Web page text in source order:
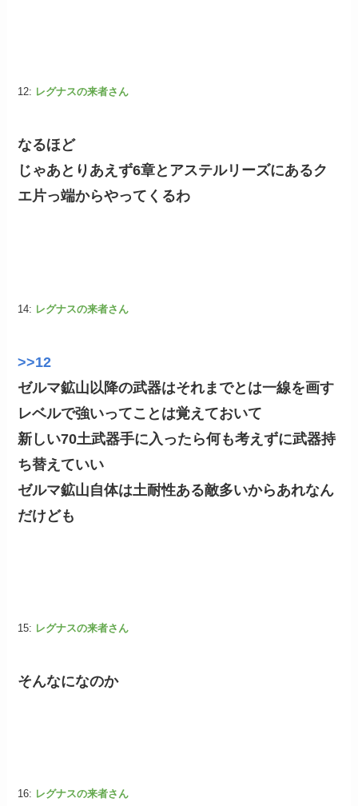
12: レグナスの来者さん
なるほど
じゃあとりあえず6章とアステルリーズにあるク
エ片っ端からやってくるわ
14: レグナスの来者さん
>>12
ゼルマ鉱山以降の武器はそれまでとは一線を画す
レベルで強いってことは覚えておいて
新しい70土武器手に入ったら何も考えずに武器持
ち替えていい
ゼルマ鉱山自体は土耐性ある敵多いからあれなん
だけども
15: レグナスの来者さん
そんなになのか
16: レグナスの来者さん